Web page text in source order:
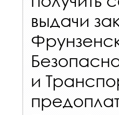
выдачи
и